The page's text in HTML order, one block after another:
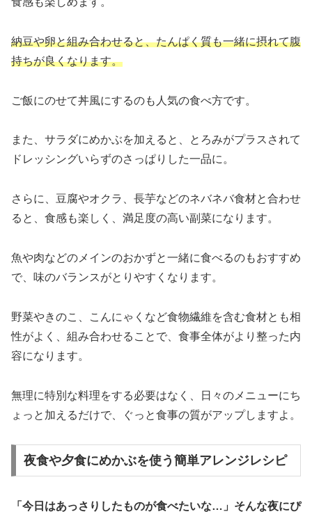
納豆や卵と組み合わせると、たんぱく質も一緒に摂れて腹
持ちが良くなります。
ご飯にのせて丼風にするのも人気の食べ方です。
また、サラダにめかぶを加えると、とろみがプラスされて
ドレッシングいらずのさっぱりした一品に。
さらに、豆腐やオクラ、長芋などのネバネバ食材と合わせ
ると、食感も楽しく、満足度の高い副菜になります。
魚や肉などのメインのおかずと一緒に食べるのもおすすめ
で、味のバランスがとりやすくなります。
野菜やきのこ、こんにゃくなど食物繊維を含む食材とも相
性がよく、組み合わせることで、食事全体がより整った内
容になります。
無理に特別な料理をする必要はなく、日々のメニューにち
ょっと加えるだけで、ぐっと食事の質がアップしますよ。
夜食や夕食にめかぶを使う簡単アレンジレシピ
「今日はあっさりしたものが食べたいな…」そんな夜にぴ